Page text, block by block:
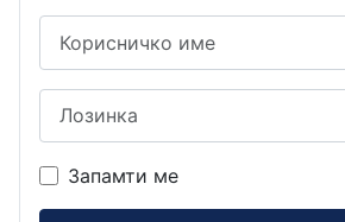
Запамти ме